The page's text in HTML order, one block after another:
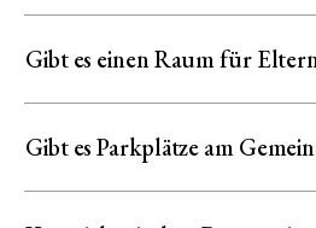
Gibt es einen Raum für
Gibt es Parkplätze am